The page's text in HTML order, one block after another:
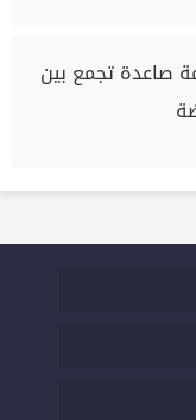
صاعدة تجمع بين